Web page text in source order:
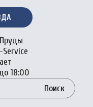
Service
18:00
Поиск